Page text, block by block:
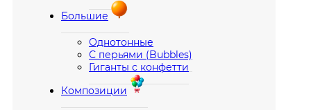
Большие
Однотонные
С перьями (Bubbles)
Гиганты с конфетти
Композиции